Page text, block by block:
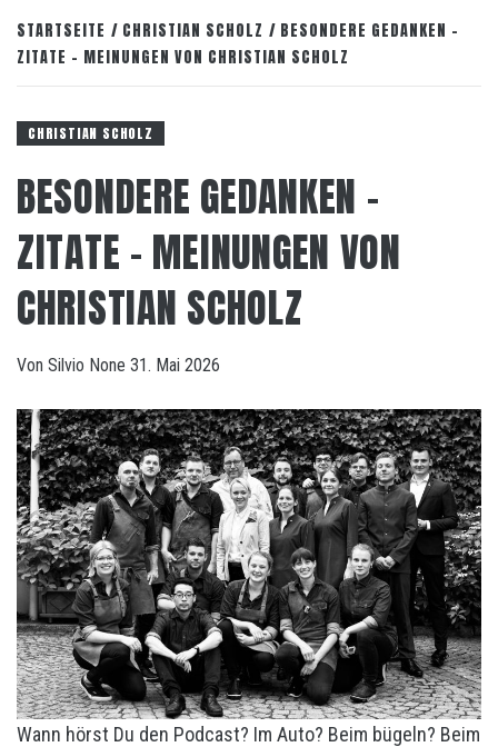
STARTSEITE CHRISTIAN SCHOLZ
BESONDERE GEDANKEN –
ZITATE – MEINUNGEN VON CHRISTIAN SCHOLZ
CHRISTIAN SCHOLZ
BESONDERE GEDANKEN –
ZITATE – MEINUNGEN VON
CHRISTIAN SCHOLZ
Von Silvio None 31. Mai 2026
Wann hörst Du den Podcast? Im Auto? Beim bügeln? Beim